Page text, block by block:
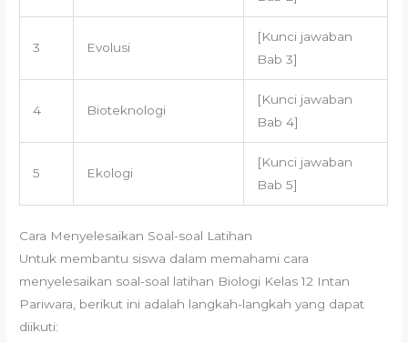
3 Evolusi
[Kunci jawaban
Bab 3]
4 Bioteknologi
[Kunci jawaban
Bab 4]
5 Ekologi
[Kunci jawaban
Bab 5]
Cara Menyelesaikan Soal-soal Latihan
Untuk membantu siswa dalam memahami cara
menyelesaikan soal-soal latihan Biologi Kelas 12 Intan
Pariwara, berikut ini adalah langkah-langkah yang dapat
diikuti: